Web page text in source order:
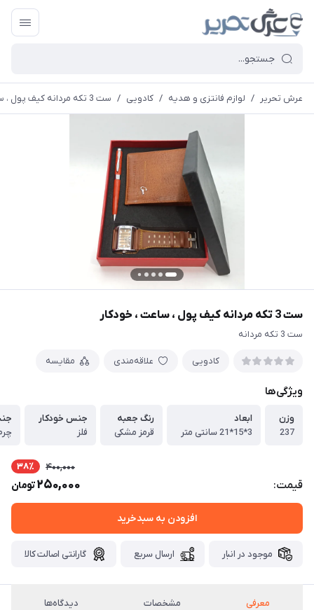
عرش تحریر / لوازم فانتزی و هدیه / کادویی / ست 3 تکه مردانه کیف پول ، ساعت ، خودکار
ست 3 تکه مردانه کیف پول ، ساعت ، خودکار
ست 3 تکه مردانه
کادویی علاقه‌مندی مقایسه
ویژگی‌ها
وزن
237
ابعاد
3*15*21 سانتی متر
رنگ جعبه
قرمز مشکی
جنس خودکار
فلز
قیمت:
400,000 38٪
250,000تومان
افزودن به سبدخرید
موجود در انبار ارسال سریع گارانتی اصالت کالا
معرفی مشخصات دیدگاه‌ها